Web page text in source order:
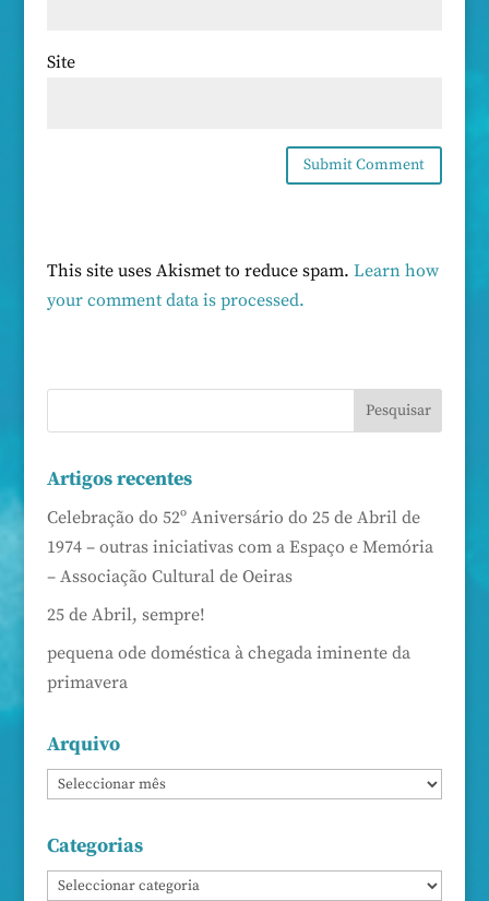
Site
This site uses Akismet to reduce spam. Learn how
your comment data is processed.
Artigos recentes
Celebração do 52º Aniversário do 25 de Abril de
1974 – outras iniciativas com a Espaço e Memória
– Associação Cultural de Oeiras
25 de Abril, sempre!
pequena ode doméstica à chegada iminente da
primavera
Arquivo
Categorias